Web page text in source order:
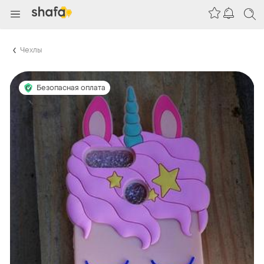
Чехлы
Безопасная оплата